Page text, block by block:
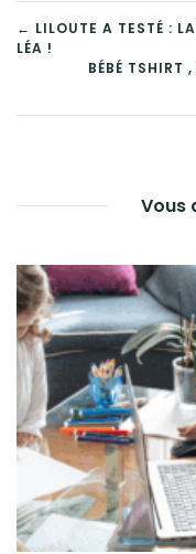
← LILOUTE A TESTÉ :
LÉA !
BÉBÉ TSHIRT
Vous